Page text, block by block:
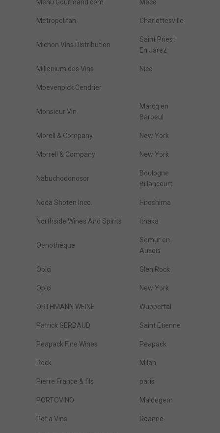
Menu Gourmand.com Mece
Metropolitan Charlottesville
Michon Vins Distribution
Saint Priest
En Jarez
Millenium des Vins Nice
Moevenpick Cendrier
Monsieur Vin
Marcq en
Baroeul
Morell & Company New York
Morrell & Company New York
Nabuchodonosor
Boulogne
Billancourt
Noda Shoten Inco. Hiroshima
Northside Wines And Spirits Ithaka
Oenothèque
Semur en
Auxois
Opici Glen Rock
Opici New York
ORTHMANN WEINE Wuppertal
Patrick GERBAUD Saint Etienne
Peapack Fine Wines Peapack
Peck Milan
Pierre France & fils paris
PORTOVINO Maldegem
Pot a Vins Roanne